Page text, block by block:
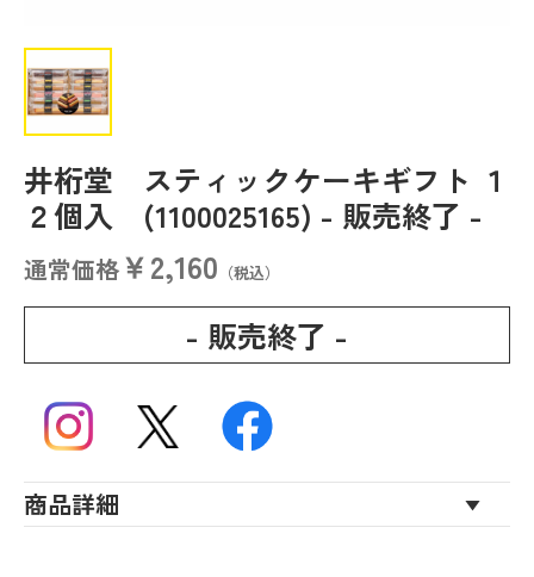
井桁堂 スティックケーキギフト １
２個入 (1100025165) - 販売終了 -
通常価格￥2,160 （税込）
- 販売終了 -
商品詳細